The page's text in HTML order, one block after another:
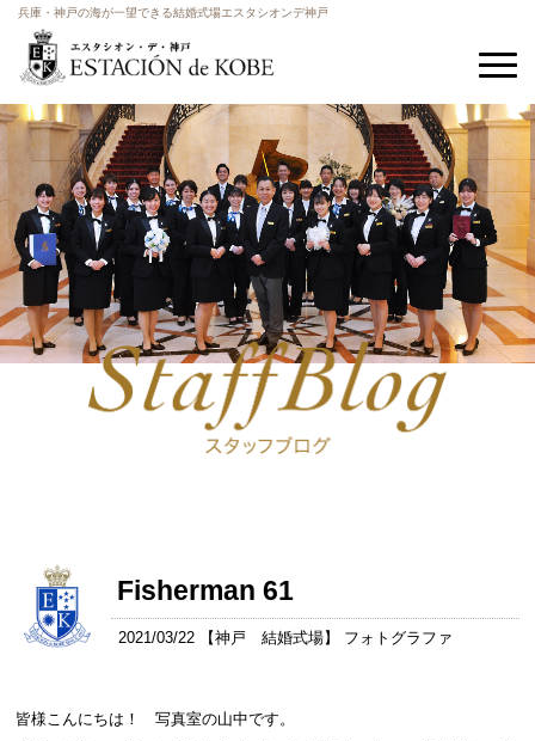
兵庫・神戸の海が一望できる結婚式場エスタシオンデ神戸
Fisherman 61
2021/03/22 【神戸 結婚式場】 フォトグラファ
皆様こんにちは！ 写真室の山中です。